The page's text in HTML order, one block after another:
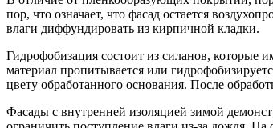
пор, что означает, что фасад остается
влаги диффундировать из кирпичной кладки.
Гидрофобизация состоит из силанов, которые
материал пропитывается или
цвету обработанного основания. После
Фасады с внутренней изоляцией зимой